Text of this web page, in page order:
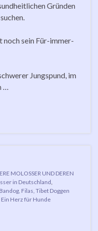
Gründen
noch sein Für-immer-
Jungspund, im
…
MOLOSSER UND DEREN
in Deutschland
Filas, Tibet Doggen
Ein Herz für Hunde